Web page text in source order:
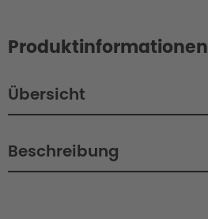
Produktinformationen
Übersicht
Beschreibung